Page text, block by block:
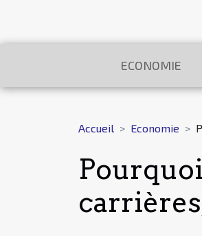
ECONOMIE
Accueil Economie